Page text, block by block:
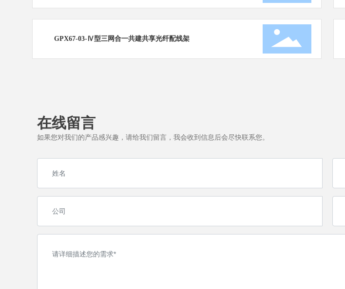
GPX67-03-Ⅳ型三网合一共建共享光纤配线架
在线留言
如果您对我们的产品感兴趣，请给我们留言，我会收到信息后会尽快联系您。